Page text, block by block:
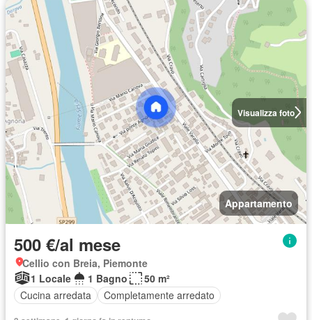
Visualizza foto
Appartamento
500 €/al mese
Cellio con Breia, Piemonte
1 Locale
1 Bagno
50 m²
Cucina arredata
Completamente arredato